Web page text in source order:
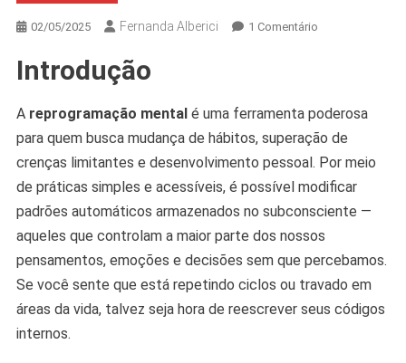
02/05/2025 Fernanda Alberici 1 ComentárioEm
De
Reprogramação
Para
O
Dia
A
Dia
Introdução
A reprogramação mentalé uma ferramenta poderosa
para quem busca mudança de hábitos, superação de
crenças limitantes e desenvolvimento pessoal. Por meio
de práticas simples e acessíveis, é possível modificar
padrões automáticos armazenados no subconsciente —
aqueles que controlam a maior parte dos nossos
pensamentos, emoções e decisões sem que percebamos.
Se você sente que está repetindo ciclos ou travado em
áreas da vida, talvez seja hora de reescrever seus códigos
internos.